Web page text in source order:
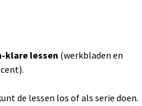
klare lessen (werkbladen en
de lessen los of als serie doen.